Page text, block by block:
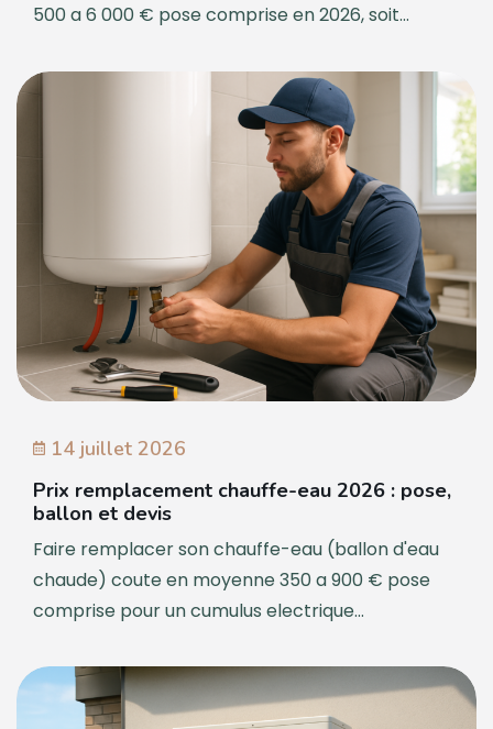
500 a 6 000 € pose comprise en 2026, soit...
14 juillet 2026
Prix remplacement chauffe-eau 2026 : pose,
ballon et devis
Faire remplacer son chauffe-eau (ballon d'eau
chaude) coute en moyenne 350 a 900 € pose
comprise pour un cumulus electrique...